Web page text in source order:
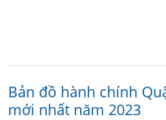
Bản đồ hành chính
mới nhất năm 2023